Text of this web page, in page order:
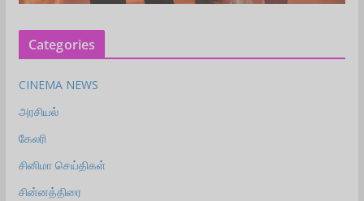
Categories
CINEMA NEWS
அரசியல்
கேலரி
சினிமா செய்திகள்
சின்னத்திரை